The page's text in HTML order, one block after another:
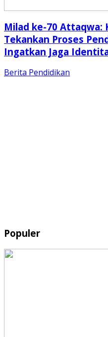
Milad ke-70 Attaqwa:
Tekankan Proses
Ingatkan Jaga
Berita Pendidikan
Populer